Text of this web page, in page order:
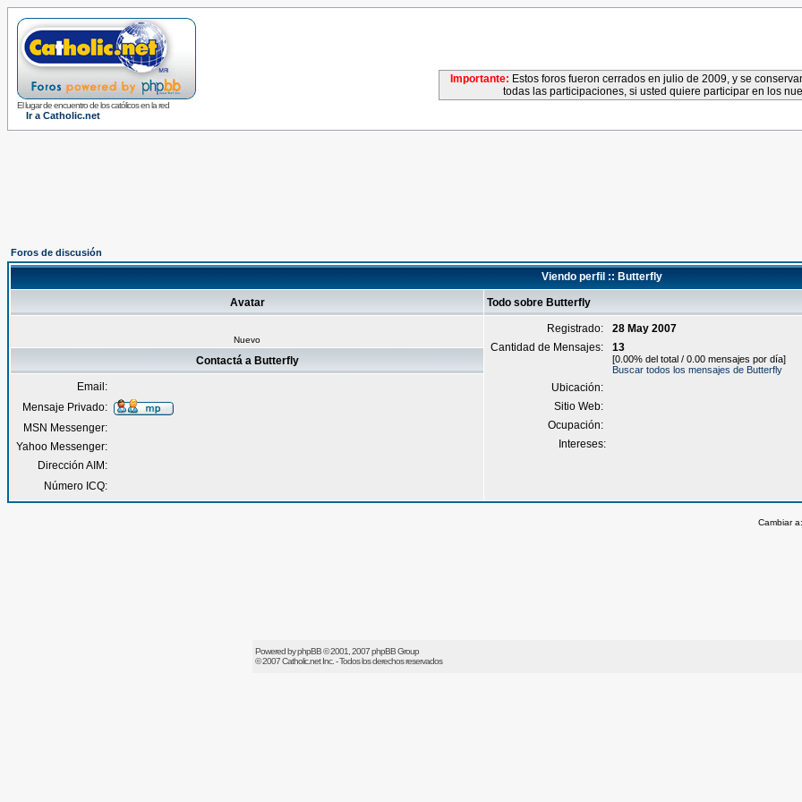
El lugar de encuentro de los católicos en la red
Ir a Catholic.net
Importante: Estos foros fueron cerrados en julio de 2009, y se
todas las participaciones, si usted quiere participar en los
Foros de discusión
Viendo perfil :: Butterfly
Avatar Todo sobre Butterfly
Nuevo
Registrado:
28 May 2007
Cantidad de Mensajes:
13
[0.00% del total / 0.00 mensajes por día]
Buscar todos los mensajes de Butterfly
Ubicación:
Sitio Web:
Ocupación:
Intereses:
Contactá a Butterfly
Email:
Mensaje Privado:
MSN Messenger:
Yahoo Messenger:
Dirección AIM:
Número ICQ:
Cambiar
Powered byphpBB© 2001, 2007 phpBB Group
© 2007Catholic.netInc. - Todos los derechos reservados